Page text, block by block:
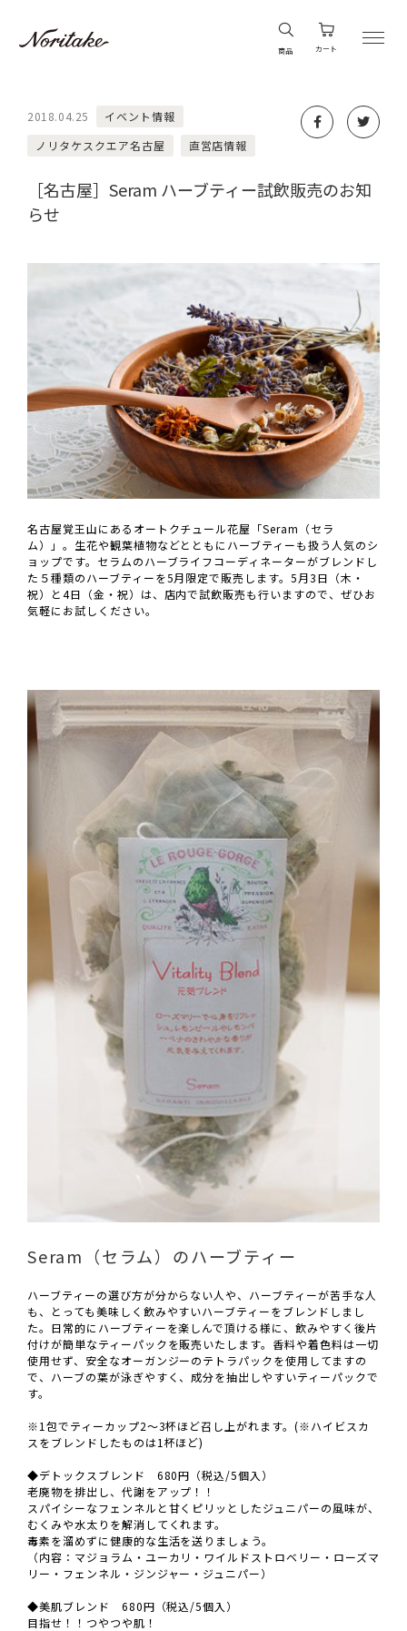
商品 カート
2018.04.25
イベント情報
ノリタケスクエア名古屋
直営店情報
［名古屋］Seram ハーブティー試飲販売のお知
らせ
名古屋覚王山にあるオートクチュール花屋「Seram（セラ
ム）」。生花や観葉植物などとともにハーブティーも扱う人気のシ
ョップです。セラムのハーブライフコーディネーターがブレンドし
た５種類のハーブティーを5月限定で販売します。5月3日（木・
祝）と4日（金・祝）は、店内で試飲販売も行いますので、ぜひお
気軽にお試しください。
Seram（セラム）のハーブティー
ハーブティーの選び方が分からない人や、ハーブティーが苦手な人
も、とっても美味しく飲みやすいハーブティーをブレンドしまし
た。日常的にハーブティーを楽しんで頂ける様に、飲みやすく後片
付けが簡単なティーパックを販売いたします。香料や着色料は一切
使用せず、安全なオーガンジーのテトラパックを使用してますの
で、ハーブの葉が泳ぎやすく、成分を抽出しやすいティーパックで
す。
※1包でティーカップ2～3杯ほど召し上がれます。(※ハイビスカ
スをブレンドしたものは1杯ほど)
◆デトックスブレンド 680円（税込/5個入）
老廃物を排出し、代謝をアップ！！
スパイシーなフェンネルと甘くピリッとしたジュニパーの風味が、
むくみや水太りを解消してくれます。
毒素を溜めずに健康的な生活を送りましょう。
（内容：マジョラム・ユーカリ・ワイルドストロベリー・ローズマ
リー・フェンネル・ジンジャー・ジュニパー）
◆美肌ブレンド 680円（税込/5個入）
目指せ！！つやつや肌！